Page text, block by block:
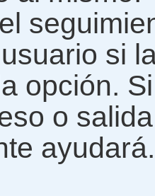
si
opción.
o
ayudará.